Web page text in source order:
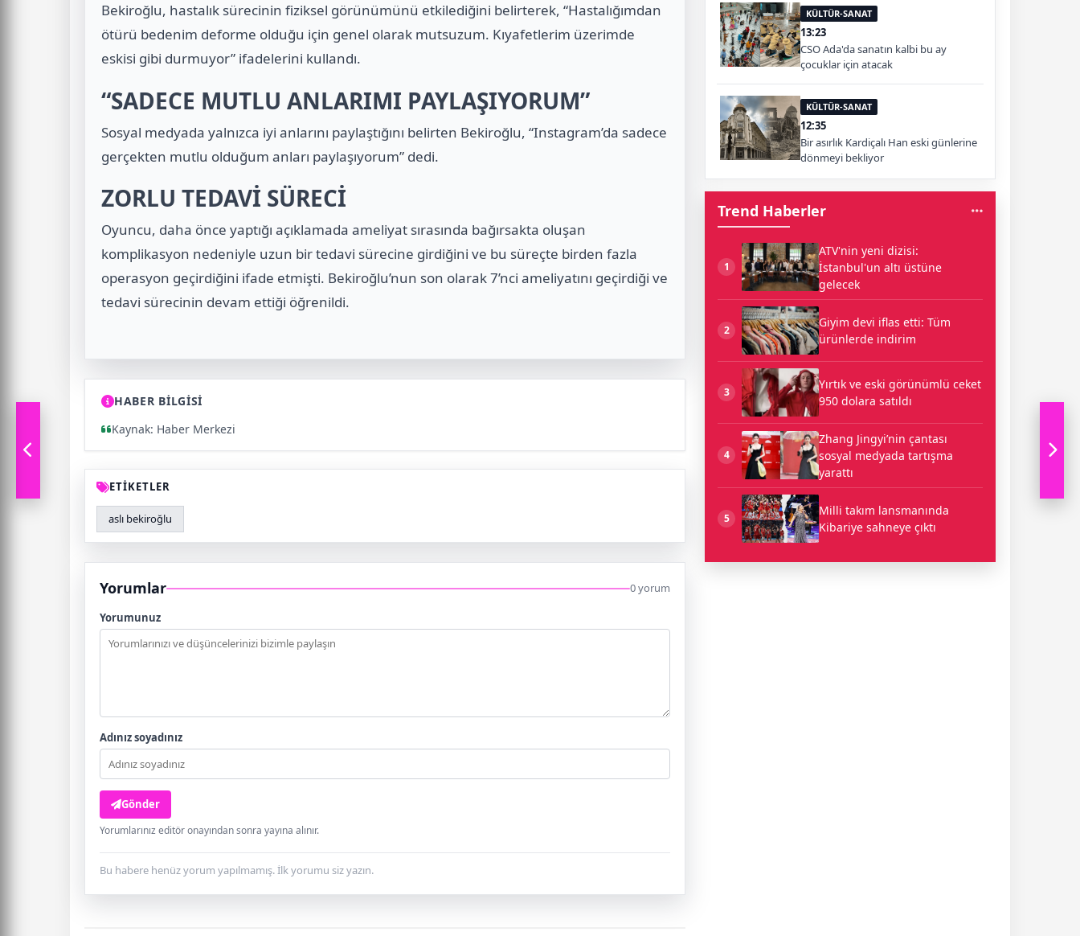
Bekiroğlu, hastalık sürecinin fiziksel görünümünü etkilediğini belirterek, “Hastalığımdan
ötürü bedenim deforme olduğu için genel olarak mutsuzum. Kıyafetlerim üzerimde
eskisi gibi durmuyor” ifadelerini kullandı.
“SADECE MUTLU ANLARIMI PAYLAŞIYORUM”
Sosyal medyada yalnızca iyi anlarını paylaştığını belirten Bekiroğlu, “Instagram’da sadece
gerçekten mutlu olduğum anları paylaşıyorum” dedi.
ZORLU TEDAVİ SÜRECİ
Oyuncu, daha önce yaptığı açıklamada ameliyat sırasında bağırsakta oluşan
komplikasyon nedeniyle uzun bir tedavi sürecine girdiğini ve bu süreçte birden fazla
operasyon geçirdiğini ifade etmişti. Bekiroğlu’nun son olarak 7’nci ameliyatını geçirdiği ve
tedavi sürecinin devam ettiği öğrenildi.
HABER BİLGİSİ
Kaynak: Haber Merkezi
ETİKETLER
aslı bekiroğlu
Yorumlar 0 yorum
Yorumunuz
Adınız soyadınız
Gönder
Yorumlarınız editör onayından sonra yayına alınır.
Bu habere henüz yorum yapılmamış. İlk yorumu siz yazın.
KÜLTÜR-SANAT
13:23
CSO Ada'da sanatın kalbi bu ay
çocuklar için atacak
KÜLTÜR-SANAT
12:35
Bir asırlık Kardiçalı Han eski günlerine
dönmeyi bekliyor
Trend Haberler
1
ATV'nin yeni dizisi:
İstanbul'un altı üstüne
gelecek
2
Giyim devi iflas etti: Tüm
ürünlerde indirim
3
Yırtık ve eski görünümlü ceket
950 dolara satıldı
4
Zhang Jingyi’nin çantası
sosyal medyada tartışma
yarattı
5
Milli takım lansmanında
Kibariye sahneye çıktı